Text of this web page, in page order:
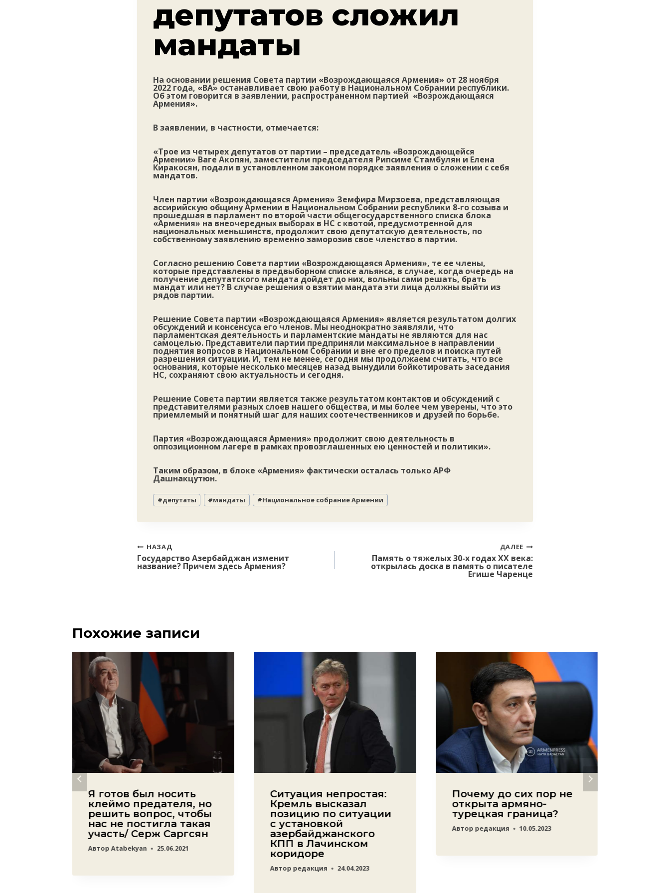
депутатов сложил
мандаты
На основании решения Совета партии «Возрождающаяся Армения» от 28 ноября
2022 года, «ВА» останавливает свою работу в Национальном Собрании республики.
Об этом говорится в заявлении, распространенном партией «Возрождающаяся
Армения».
В заявлении, в частности, отмечается:
«Трое из четырех депутатов от партии – председатель «Возрождающейся
Армении» Ваге Акопян, заместители председателя Рипсиме Стамбулян и Елена
Киракосян, подали в установленном законом порядке заявления о сложении с себя
мандатов.
Член партии «Возрождающаяся Армения» Земфира Мирзоева, представляющая
ассирийскую общину Армении в Национальном Собрании республики 8-го созыва и
прошедшая в парламент по второй части общегосударственного списка блока
«Армения» на внеочередных выборах в НС с квотой, предусмотренной для
национальных меньшинств, продолжит свою депутатскую деятельность, по
собственному заявлению временно заморозив свое членство в партии.
Согласно решению Совета партии «Возрождающаяся Армения», те ее члены,
которые представлены в предвыборном списке альянса, в случае, когда очередь на
получение депутатского мандата дойдет до них, вольны сами решать, брать
мандат или нет? В случае решения о взятии мандата эти лица должны выйти из
рядов партии.
Решение Совета партии «Возрождающаяся Армения» является результатом долгих
обсуждений и консенсуса его членов. Мы неоднократно заявляли, что
парламентская деятельность и парламентские мандаты не являются для нас
самоцелью. Представители партии предприняли максимальное в направлении
поднятия вопросов в Национальном Собрании и вне его пределов и поиска путей
разрешения ситуации. И, тем не менее, сегодня мы продолжаем считать, что все
основания, которые несколько месяцев назад вынудили бойкотировать заседания
НС, сохраняют свою актуальность и сегодня.
Решение Совета партии является также результатом контактов и обсуждений с
представителями разных слоев нашего общества, и мы более чем уверены, что это
приемлемый и понятный шаг для наших соотечественников и друзей по борьбе.
Партия «Возрождающаяся Армения» продолжит свою деятельность в
оппозиционном лагере в рамках провозглашенных ею ценностей и политики».
Таким образом, в блоке «Армения» фактически осталась только АРФ
Дашнакцутюн.
Метки
записи:
#депутаты #мандаты #Национальное собрание Армении
Навигация
по
записям
НАЗАД
Государство Азербайджан изменит
название? Причем здесь Армения?
ДАЛЕЕ
Память о тяжелых 30-х годах XX века:
открылась доска в память о писателе
Егише Чаренце
Похожие записи
Я готов был носить
клеймо предателя, но
решить вопрос, чтобы
нас не постигла такая
участь/ Серж Саргсян
Автор Atabekyan 25.06.2021
Ситуация непростая:
Кремль высказал
позицию по ситуации
с установкой
азербайджанского
КПП в Лачинском
коридоре
Автор редакция 24.04.2023
Почему до сих пор не
открыта армяно-
турецкая граница?
Автор редакция 10.05.2023